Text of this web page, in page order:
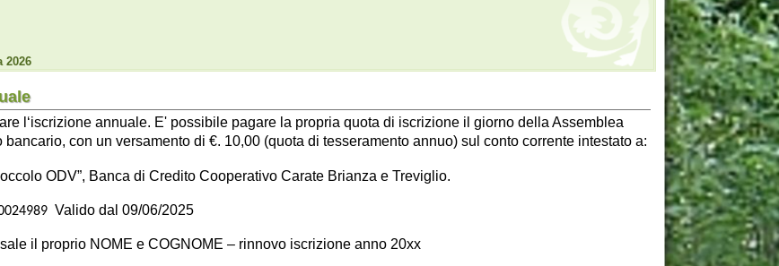
annuale. E' possibile pagare la propria quota di iscrizione il giorno della Assemblea
ODV”, Banca di Credito Cooperativo Carate Brianza e Treviglio.
Valido dal 09/06/2025
NOME e COGNOME – rinnovo iscrizione anno 20xx
"Amici del Parco del Roccolo"
del 2007 con l'intento di dare una mano concreta al gruppo degli Alpini di Treviglio per la gestione della